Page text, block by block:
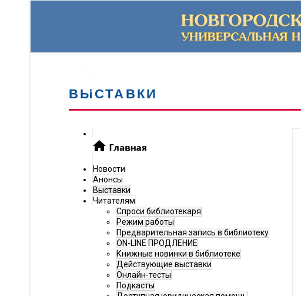
ВЫСТАВКИ
Новости
Анонсы
Выставки
Читателям
Спроси библиотекаря
Режим работы
Предварительная запись в библиотеку
ON-LINE ПРОДЛЕНИЕ
Книжные новинки в библиотеке
Действующие выставки
Онлайн-тесты
Подкасты